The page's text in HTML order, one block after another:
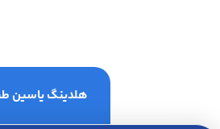
هلدینگ یاسین